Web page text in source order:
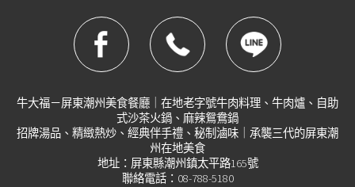
牛大福－屏東潮州美食餐廳｜在地老字號牛肉料理、牛肉爐、自助
式沙茶火鍋、麻辣鴛鴦鍋
招牌湯品、精緻熱炒、經典伴手禮、秘制滷味｜承襲三代的屏東潮
州在地美食
地址：屏東縣潮州鎮太平路165號
聯絡電話：08-788-5180